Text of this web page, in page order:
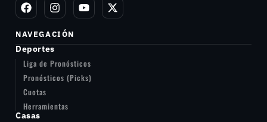
NAVEGACIÓN
Deportes
Liga de Pronósticos
Pronósticos (Picks)
Cuotas
Herramientas
Casas